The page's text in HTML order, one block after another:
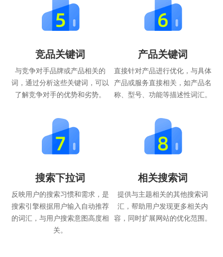
竞品关键词
与竞争对手品牌或产品相关的
词，通过分析这些关键词，可以
了解竞争对手的优势和劣势。
产品关键词
直接针对产品进行优化，与具体
产品或服务直接相关，如产品名
称、型号、功能等描述性词汇。
搜索下拉词
反映用户的搜索习惯和需求，是
搜索引擎根据用户输入自动推荐
的词汇，与用户搜索意图高度相
关。
相关搜索词
提供与主题相关的其他搜索词
汇，帮助用户发现更多相关内
容，同时扩展网站的优化范围。